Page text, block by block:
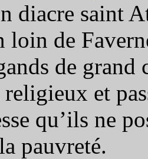
diacre saint
loin de
de
religieux et
qu’ils ne
pauvreté.